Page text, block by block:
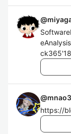
@
@
https://